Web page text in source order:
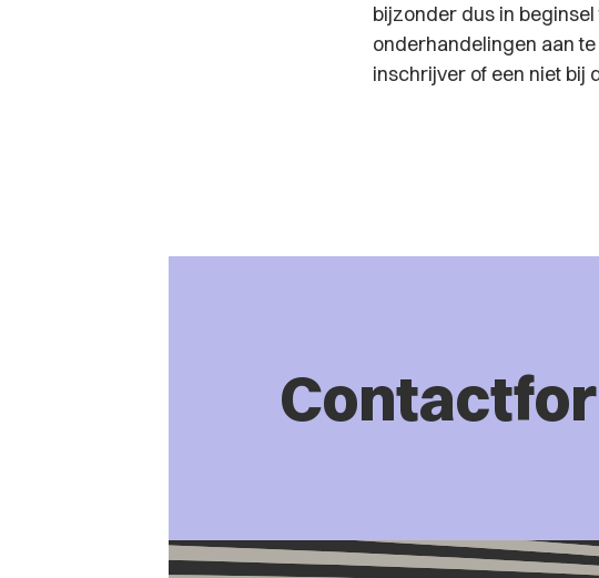
bijzonder dus in
onderhandelingen aan
inschrijver of een niet bij